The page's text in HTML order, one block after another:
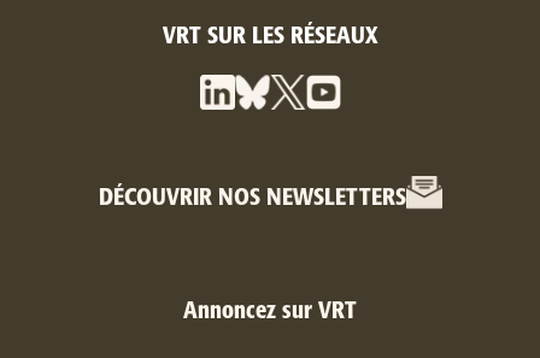
VRT SUR LES RÉSEAUX
DÉCOUVRIR NOS NEWSLETTERS
Annoncez sur VRT